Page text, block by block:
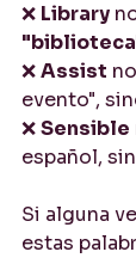
❌ Library
❌ Assist
evento",
❌ Sensible
español,
Si alguna
estas